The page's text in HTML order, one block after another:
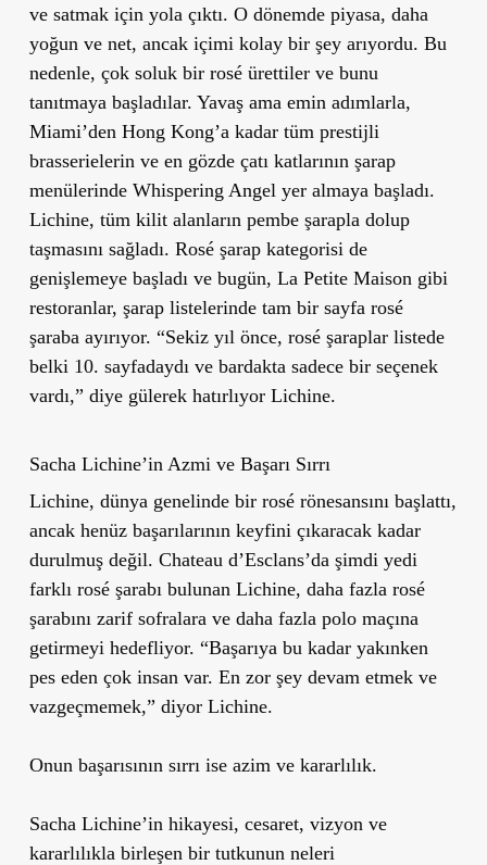
ve satmak için yola çıktı. O dönemde piyasa, daha
yoğun ve net, ancak içimi kolay bir şey arıyordu. Bu
nedenle, çok soluk bir rosé ürettiler ve bunu
tanıtmaya başladılar. Yavaş ama emin adımlarla,
Miami’den Hong Kong’a kadar tüm prestijli
brasserielerin ve en gözde çatı katlarının şarap
menülerinde Whispering Angel yer almaya başladı.
Lichine, tüm kilit alanların pembe şarapla dolup
taşmasını sağladı. Rosé şarap kategorisi de
genişlemeye başladı ve bugün, La Petite Maison gibi
restoranlar, şarap listelerinde tam bir sayfa rosé
şaraba ayırıyor. “Sekiz yıl önce, rosé şaraplar listede
belki 10. sayfadaydı ve bardakta sadece bir seçenek
vardı,” diye gülerek hatırlıyor Lichine.
Sacha Lichine’in Azmi ve Başarı Sırrı
Lichine, dünya genelinde bir rosé rönesansını başlattı,
ancak henüz başarılarının keyfini çıkaracak kadar
durulmuş değil. Chateau d’Esclans’da şimdi yedi
farklı rosé şarabı bulunan Lichine, daha fazla rosé
şarabını zarif sofralara ve daha fazla polo maçına
getirmeyi hedefliyor. “Başarıya bu kadar yakınken
pes eden çok insan var. En zor şey devam etmek ve
vazgeçmemek,” diyor Lichine.
Onun başarısının sırrı ise azim ve kararlılık.
Sacha Lichine’in hikayesi, cesaret, vizyon ve
kararlılıkla birleşen bir tutkunun neleri